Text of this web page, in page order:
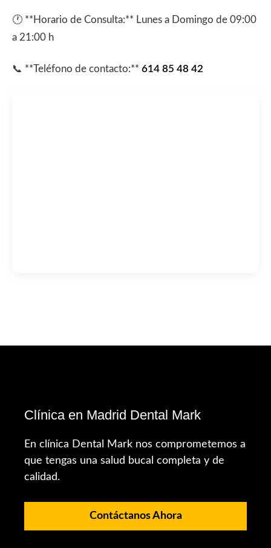
🕐 **Horario de Consulta:** Lunes a Domingo de 09:00
a 21:00 h
📞 **Teléfono de contacto:** 614 85 48 42
Clínica en Madrid Dental Mark
En clínica Dental Mark nos comprometemos a
que tengas una salud bucal completa y de
calidad.
Contáctanos Ahora